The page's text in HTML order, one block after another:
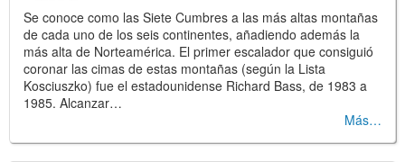
Se conoce como las Siete Cumbres a las más altas montañas
de cada uno de los seis continentes, añadiendo además la
más alta de Norteamérica. El primer escalador que consiguió
coronar las cimas de estas montañas (según la Lista
Kosciuszko) fue el estadounidense Richard Bass, de 1983 a
1985. Alcanzar…
Más